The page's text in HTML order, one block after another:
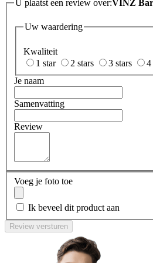
U plaatst een review over:VINZ
Uw waardering
Kwaliteit
1 star
2 stars 3 stars 4
Je naam
Samenvatting
Review
Voeg je foto toe
Ik beveel dit product aan
Review versturen